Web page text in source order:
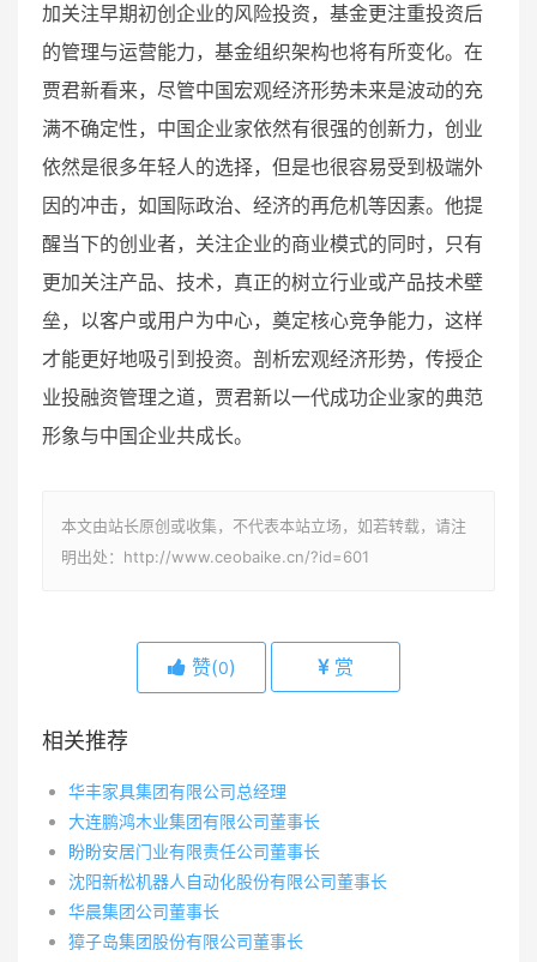
加关注早期初创企业的风险投资，基金更注重投资后
的管理与运营能力，基金组织架构也将有所变化。在
贾君新看来，尽管中国宏观经济形势未来是波动的充
满不确定性，中国企业家依然有很强的创新力，创业
依然是很多年轻人的选择，但是也很容易受到极端外
因的冲击，如国际政治、经济的再危机等因素。他提
醒当下的创业者，关注企业的商业模式的同时，只有
更加关注产品、技术，真正的树立行业或产品技术壁
垒，以客户或用户为中心，奠定核心竞争能力，这样
才能更好地吸引到投资。剖析宏观经济形势，传授企
业投融资管理之道，贾君新以一代成功企业家的典范
形象与中国企业共成长。
本文由站长原创或收集，不代表本站立场，如若转载，请注
明出处：http://www.ceobaike.cn/?id=601
赞(0) 赏
相关推荐
华丰家具集团有限公司总经理
大连鹏鸿木业集团有限公司董事长
盼盼安居门业有限责任公司董事长
沈阳新松机器人自动化股份有限公司董事长
华晨集团公司董事长
獐子岛集团股份有限公司董事长